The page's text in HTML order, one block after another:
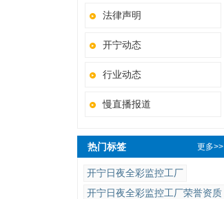
法律声明
开宁动态
行业动态
慢直播报道
热门标签 更多>>
开宁日夜全彩监控工厂
开宁日夜全彩监控工厂荣誉资质